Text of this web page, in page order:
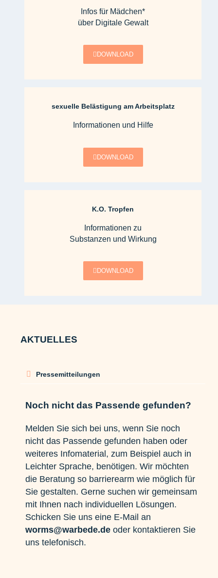
Infos für Mädchen*
über Digitale Gewalt
DOWNLOAD
sexuelle Belästigung am Arbeitsplatz
Informationen und Hilfe
DOWNLOAD
K.O. Tropfen
Informationen zu
Substanzen und Wirkung
DOWNLOAD
AKTUELLES
Pressemitteilungen
Noch nicht das Passende gefunden?
Melden Sie sich bei uns, wenn Sie noch
nicht das Passende gefunden haben oder
weiteres Infomaterial, zum Beispiel auch in
Leichter Sprache, benötigen. Wir möchten
die Beratung so barrierearm wie möglich für
Sie gestalten. Gerne suchen wir gemeinsam
mit Ihnen nach individuellen Lösungen.
Schicken Sie uns eine E-Mail an
worms@warbede.de oder kontaktieren Sie
uns telefonisch.